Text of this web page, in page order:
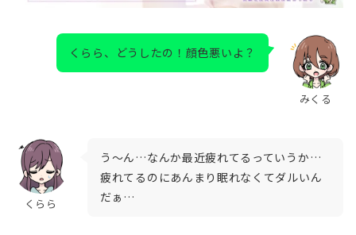
みくる
くらら、どうしたの！顔色悪いよ？
くらら
う～ん…なんか最近疲れてるっていうか…
疲れてるのにあんまり眠れなくてダルいん
だぁ…